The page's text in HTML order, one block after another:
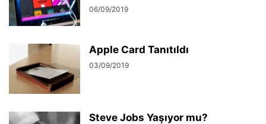
06/09/2019
Apple Card Tanıtıldı
03/09/2019
Steve Jobs Yaşıyor mu?